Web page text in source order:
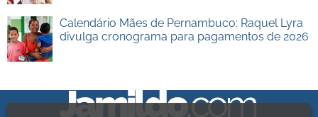
Calendário Mães de Pernambuco: Raquel Lyra
divulga cronograma para pagamentos de 2026